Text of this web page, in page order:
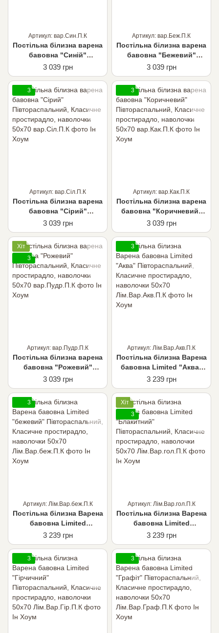
Артикул: вар.Син.П.К
Постільна білизна варена
бавовна "Синій"
Півтораспальний,
Класичне простирадло,
наволочки 50х70
3 039 грн
Артикул: вар.Беж.П.К
Постільна білизна варена
бавовна "Бежевий"
Півтораспальний,
Класичне простирадло,
наволочки 50х70
3 039 грн
3
Артикул: вар.Сіл.П.К
Постільна білизна варена
бавовна "Сірий"
Півтораспальний,
Класичне простирадло,
3 039 грн
3
Артикул: вар.Как.П.К
Постільна білизна варена
бавовна "Коричневий"
Півтораспальний,
Класичне простирадло,
наволочки 50х70
3 039 грн
Хіт
3
Артикул: вар.Пудр.П.К
Постільна білизна варена
бавовна "Рожевий"
Півтораспальний,
Класичне простирадло,
наволочки 50х70
3 039 грн
3
Артикул: Лім.Вар.Акв.П.К
Постільна білизна Варена
бавовна Limited "Аква"
Півтораспальний,
Класичне простирадло,
3 239 грн
3
Артикул: Лім.Вар.беж.П.К
Постільна білизна Варена
бавовна Limited
"бежевий"
Півтораспальний,
Класичне простирадло,
наволочки 50х70
3 239 грн
Хіт
3
Артикул: Лім.Вар.гол.П.К
Постільна білизна Варена
бавовна Limited
"Блакитний"
Півтораспальний,
Класичне простирадло,
наволочки 50х70
3 239 грн
3 3